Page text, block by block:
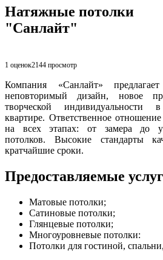
Натяжные потолки
"Санлайт"
1 оценок2144 просмотр
Компания «Санлайт» предлагает
неповторимый дизайн, новое
творческой индивидуальности
квартире. Ответственное
на всех этапах: от замера до
потолков. Высокие стандарты
кратчайшие сроки.
Предоставляемые
Матовые потолки;
Сатиновые потолки;
Глянцевые потолки;
Многоуровневые потолки:
Потолки для гостиной,